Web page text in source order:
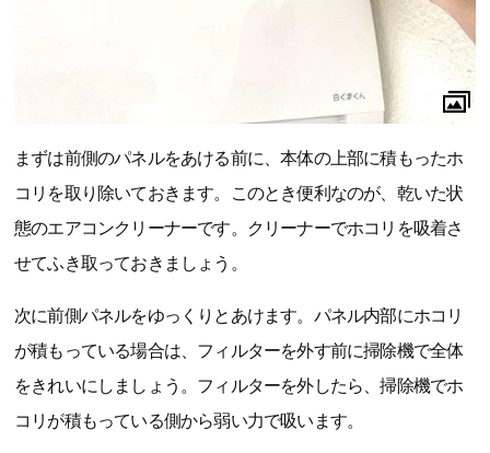
まずは前側のパネルをあける前に、本体の上部に積もったホ
コリを取り除いておきます。このとき便利なのが、乾いた状
態のエアコンクリーナーです。クリーナーでホコリを吸着さ
せてふき取っておきましょう。
次に前側パネルをゆっくりとあけます。パネル内部にホコリ
が積もっている場合は、フィルターを外す前に掃除機で全体
をきれいにしましょう。フィルターを外したら、掃除機でホ
コリが積もっている側から弱い力で吸います。